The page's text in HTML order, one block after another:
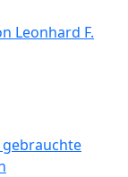
Leonhard F.
gebrauchte